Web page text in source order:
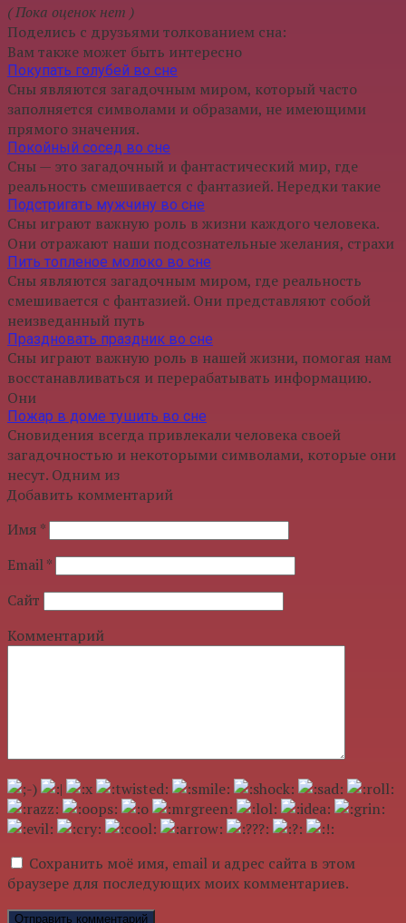
( Пока оценок нет )
Поделись с друзьями толкованием сна:
Вам также может быть интересно
Покупать голубей во сне
Сны являются загадочным миром, который часто
заполняется символами и образами, не имеющими
прямого значения.
Покойный сосед во сне
Сны — это загадочный и фантастический мир, где
реальность смешивается с фантазией. Нередки такие
Подстригать мужчину во сне
Сны играют важную роль в жизни каждого человека.
Они отражают наши подсознательные желания, страхи
Пить топленое молоко во сне
Сны являются загадочным миром, где реальность
смешивается с фантазией. Они представляют собой
неизведанный путь
Праздновать праздник во сне
Сны играют важную роль в нашей жизни, помогая нам
восстанавливаться и перерабатывать информацию.
Они
Пожар в доме тушить во сне
Сновидения всегда привлекали человека своей
загадочностью и некоторыми символами, которые они
несут. Одним из
Добавить комментарий
Имя *
Email*
Сайт
Комментарий
Сохранить моё имя, email и адрес сайта в этом
браузере для последующих моих комментариев.